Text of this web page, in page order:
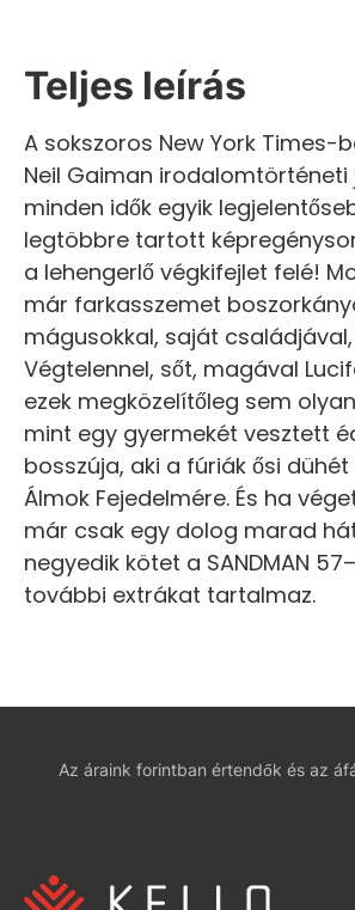
Teljes leírás
A sokszoros New York Times-
Neil Gaiman irodalomtörténeti
minden idők egyik
legtöbbre tartott
a lehengerlő végkifejlet felé!
már farkasszemet
mágusokkal, saját
Végtelennel, sőt, magával
ezek megközelítőleg sem
mint egy gyermekét vesztett
bosszúja, aki a fúriák ősi
Álmok Fejedelmére. És ha
már csak egy dolog marad
negyedik kötet a SANDMAN
további extrákat tartalmaz.
Az áraink forintban értendők és az